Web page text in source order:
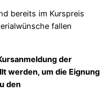
bereits im Kurspreis
fallen
der
werden, um die Eignung
den